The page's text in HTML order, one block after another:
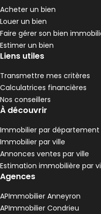
Acheter un bien
Louer un bien
Faire gérer son bien
Estimer un bien
Liens utiles
Transmettre mes critères
Calculatrices financières
Nos conseillers
À découvrir
Immobilier par département
Immobilier par ville
Annonces ventes par ville
Estimation immobilière par
Agences
APImmobilier Anneyron
APImmobilier Condrieu